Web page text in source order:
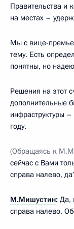
Правительства и
на местах –
Мы с вице-
тему. Есть
понятны, но
Решения на этот
дополнительные
инфраструктуры
году.
(Обращаясь к
сейчас с Вами
справа налево,
М.Мишустин: Да,
справа налево.